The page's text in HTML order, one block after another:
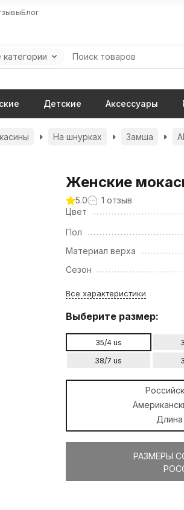
Блог
категории
Детские Аксессуары
На шнурках Замша
Женские
5.0
1 отзыв
Цвет
Пол
Материал верха
Сезон
Все характеристики
Выберите размер:
35/4 us
38/7 us
Длина
РАЗМЕРЫ